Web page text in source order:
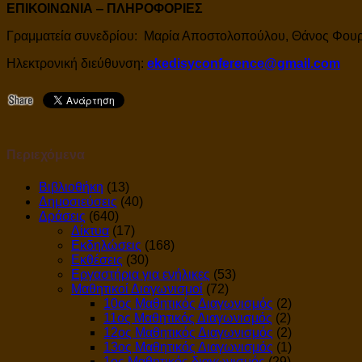
ΕΠΙΚΟΙΝΩΝΙΑ ‒ ΠΛΗΡΟΦΟΡΙΕΣ
Γραμματεία συνεδρίου: Μαρία Αποστολοπούλου, Θάνος
Ηλεκτρονική διεύθυνση: ekedisyconference@gmail.com
Περιεχόμενα
Βιβλιοθήκη (13)
Δημοσιεύσεις (40)
Δράσεις (640)
Δίκτυα (17)
Εκδηλώσεις (168)
Εκθέσεις (30)
Εργαστήρια για ενήλικες (53)
Μαθητικοί Διαγωνισμοί (72)
10ος Μαθητικός Διαγωνισμός (2)
11ος Μαθητικός Διαγωνισμός (2)
12ος Μαθητικός Διαγωνισμός (2)
13ος Μαθητικός Διαγωνισμός (1)